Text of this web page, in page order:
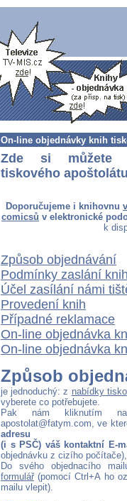
On-line objednávky knih
Zde si můžete
tiskového
Doporučujeme i knihovnu
comicsů v elektronické
k
Způsob objednávání
Podmínky zaslání
Účel zasílání námi
Provedení knih
Případné reklamace
On-line objednávka
On-line objednávka
Způsob
je jednoduchý: z nabídky
vyberete co potřebujete.
Pak nám kliknutím
apostolat@fatym.com, ve
adresu
(i s PSČ) váš kontaktní E-
objednávku z cizího
Do svého objednacího
formulář(pomocí Ctrl+A ho
mailu vlepit).